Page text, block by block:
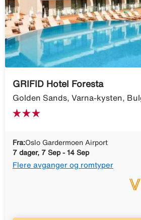
GRIFID Hotel Foresta
Golden Sands, Varna-kysten,
Fra:Oslo Gardermoen Airport
7 dager, 7 Sep - 14 Sep
Flere avganger og romtyper